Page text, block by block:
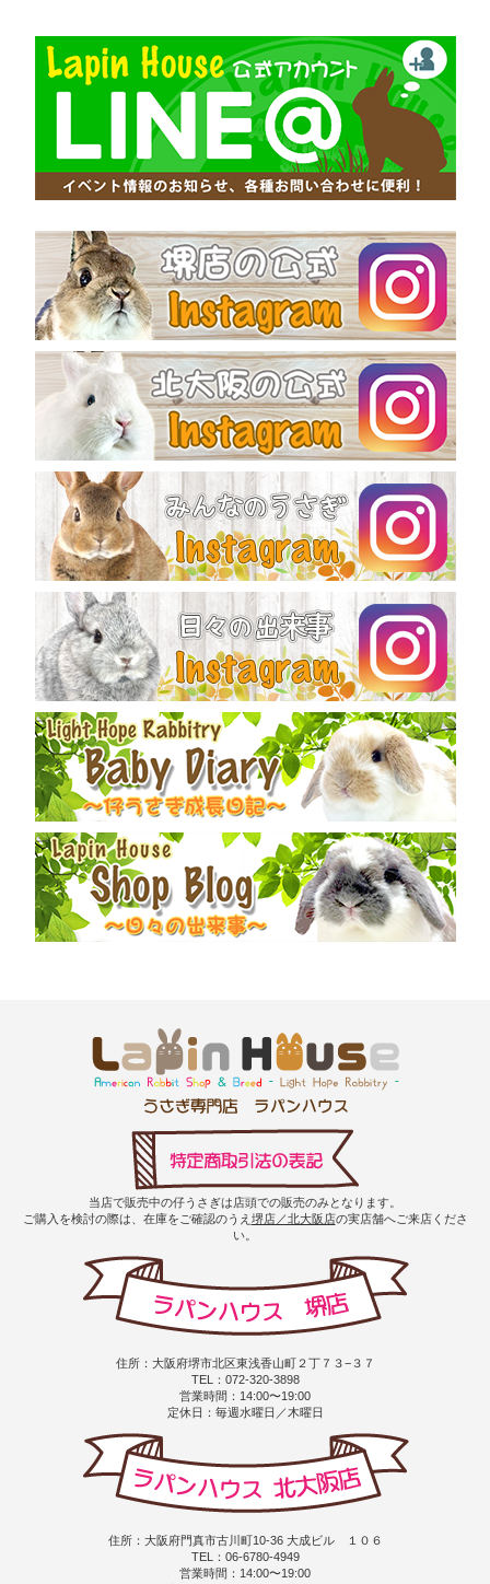
当店で販売中の仔うさぎは店頭での販売のみとなります。
ご購入を検討の際は、在庫をご確認のうえ 堺店／北大阪店の実店舗へご来店くださ
い。
住所：大阪府堺市北区東浅香山町２丁７３−３７
TEL：072-320-3898
営業時間：14:00〜19:00
定休日：毎週水曜日／木曜日
住所：大阪府門真市古川町10-36 大成ビル １０６
TEL：06-6780-4949
営業時間：14:00〜19:00